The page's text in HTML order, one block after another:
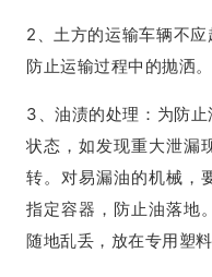
2、土方的运输车辆不应
防止运输过程中的抛洒。
3、油渍的处理：为防
状态，如发现重大泄漏
转。对易漏油的机械，
指定容器，防止油落地
随地乱丢，放在专用塑